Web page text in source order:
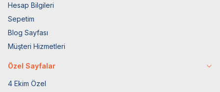
Hesap Bilgileri
Sepetim
Blog Sayfası
Müşteri Hizmetleri
Özel Sayfalar
4 Ekim Özel